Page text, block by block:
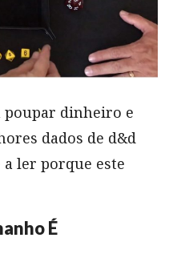
poupar dinheiro e
dados de d&d
ler porque este
É